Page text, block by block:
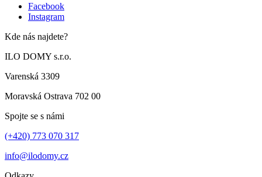
Facebook
Instagram
Kde nás najdete?
ILO DOMY s.r.o.
Varenská 3309
Moravská Ostrava 702 00
Spojte se s námi
(+420) 773 070 317
info@ilodomy.cz